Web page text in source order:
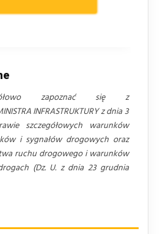
oznakowania z sygnalizacją
zapoznać się z
INFRASTRUKTURY z dnia 3
szczegółowych warunków
i sygnałów drogowych oraz
ruchu drogowego i warunków
(Dz. U. z dnia 23 grudnia